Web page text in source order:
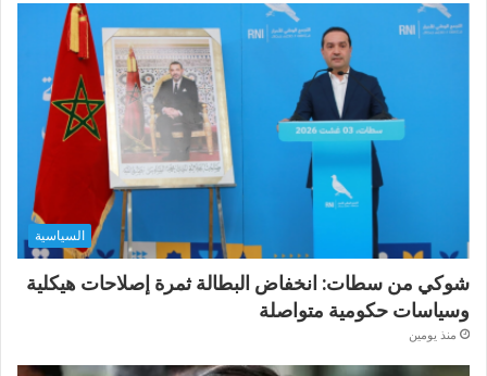
السياسية
شوكي من سطات: انخفاض البطالة ثمرة إصلاحات هيكلية
وسياسات حكومية متواصلة
منذ يومين